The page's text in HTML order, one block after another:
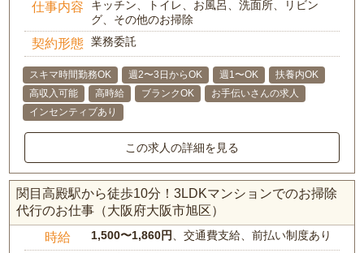
仕事内容
キッチン、トイレ、お風呂、洗面所、リビン
グ、その他のお掃除
契約形態 業務委託
スキマ時間勤務OK 週2〜3日からOK 週1〜OK
扶養内OK
高収入可能
高時給 ブランクOK
お手伝いさんの求人
インセンティブあり
この求人の詳細を見る
関目高殿駅から徒歩10分！3LDKマンションでのお掃除
代行のお仕事（大阪府大阪市旭区）
時給 1,500〜1,860円、交通費支給、前払い制度あり